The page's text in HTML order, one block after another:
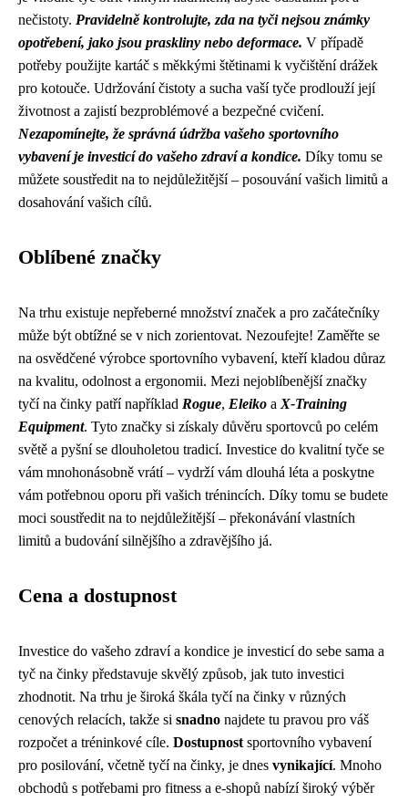
nečistoty. Pravidelně kontrolujte, zda na tyči nejsou známky
opotřebení, jako jsou praskliny nebo deformace. V případě
potřeby použijte kartáč s měkkými štětinami k vyčištění drážek
pro kotouče. Udržování čistoty a sucha vaší tyče prodlouží její
životnost a zajistí bezproblémové a bezpečné cvičení.
Nezapomínejte, že správná údržba vašeho sportovního
vybavení je investicí do vašeho zdraví a kondice. Díky tomu se
můžete soustředit na to nejdůležitější – posouvání vašich limitů a
dosahování vašich cílů.
Oblíbené značky
Na trhu existuje nepřeberné množství značek a pro začátečníky
může být obtížné se v nich zorientovat. Nezoufejte! Zaměřte se
na osvědčené výrobce sportovního vybavení, kteří kladou důraz
na kvalitu, odolnost a ergonomii. Mezi nejoblíbenější značky
tyčí na činky patří například Rogue, Eleiko a X-Training
Equipment. Tyto značky si získaly důvěru sportovců po celém
světě a pyšní se dlouholetou tradicí. Investice do kvalitní tyče se
vám mnohonásobně vrátí – vydrží vám dlouhá léta a poskytne
vám potřebnou oporu při vašich trénincích. Díky tomu se budete
moci soustředit na to nejdůležitější – překonávání vlastních
limitů a budování silnějšího a zdravějšího já.
Cena a dostupnost
Investice do vašeho zdraví a kondice je investicí do sebe sama a
tyč na činky představuje skvělý způsob, jak tuto investici
zhodnotit. Na trhu je široká škála tyčí na činky v různých
cenových relacích, takže si snadno najdete tu pravou pro váš
rozpočet a tréninkové cíle. Dostupnost sportovního vybavení
pro posilování, včetně tyčí na činky, je dnes vynikající. Mnoho
obchodů s potřebami pro fitness a e-shopů nabízí široký výběr